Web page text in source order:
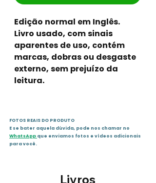
Edição normal em Inglês.
Livro usado, com sinais
aparentes de uso, contém
marcas, dobras ou desgaste
externo, sem prejuízo da
leitura.
FOTOS REAIS DO PRODUTO
E se bater aquela dúvida, pode nos chamar no
WhatsApp que enviamos fotos e vídeos adicionais
para você.
Livros